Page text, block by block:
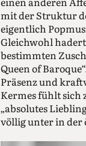
mit der Struktur
eigentlich
Gleichwohl
bestimmten
Queen of
Präsenz und
Kermes fühlt sich
„absolutes
völlig unter in der